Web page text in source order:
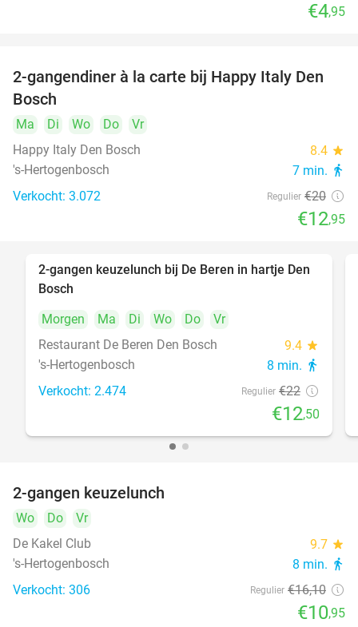
€4,95
35%
2-gangendiner à la carte bij Happy Italy Den
Bosch
Ma Di Wo Do
Vr
Happy Italy Den Bosch
8.4 star
's-Hertogenbosch 7 min. directions_walk
Verkocht: 3.072 Regulier €20
€12,95
43%
2-gangen keuzelunch bij De Beren in hartje Den
Bosch
Morgen
Ma Di Wo Do
Vr
Restaurant De Beren Den Bosch
9.4 star
's-Hertogenbosch 8 min. directions_walk
Verkocht: 2.474 Regulier €22
€12,50
2-gangen keuzelunch
Wo Do
Vr
De Kakel Club
9.7 star
's-Hertogenbosch 8 min. directions_walk
Verkocht: 306 Regulier €16,10
€10,95